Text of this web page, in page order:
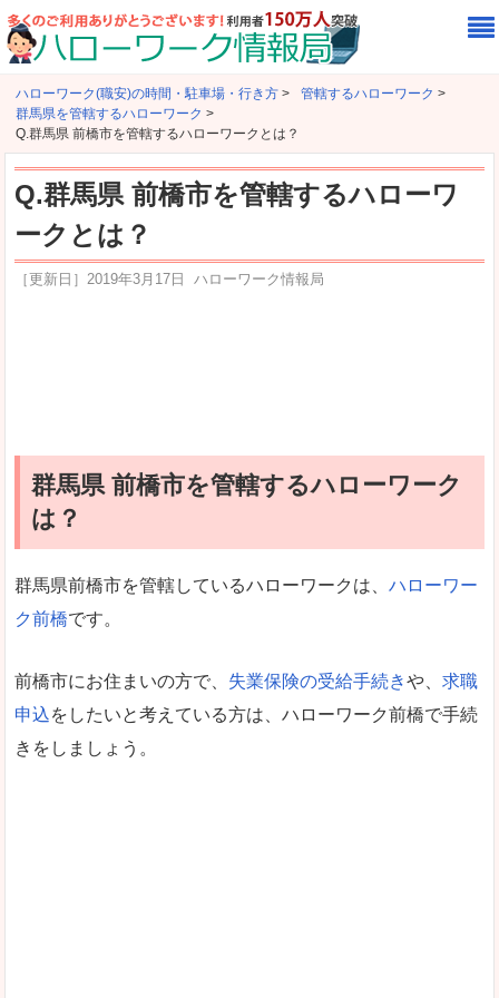
ハローワーク(職安)の時間・駐車場・行き方 > 管轄するハローワーク >
群馬県を管轄するハローワーク >
Q.群馬県 前橋市を管轄するハローワークとは？
Q.群馬県 前橋市を管轄するハローワ
ークとは？
［更新日］ 2019年3月17日 ハローワーク情報局
群馬県 前橋市を管轄するハローワーク
は？
群馬県前橋市を管轄しているハローワークは、 ハローワー
ク前橋です。
前橋市にお住まいの方で、 失業保険の受給手続きや、 求職
申込をしたいと考えている方は、ハローワーク前橋で手続
きをしましょう。